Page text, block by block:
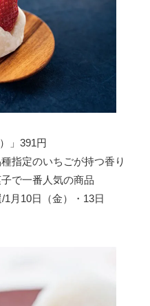
」391円
指定のいちごが持つ香り
で一番人気の商品
1月10日（金）・13日